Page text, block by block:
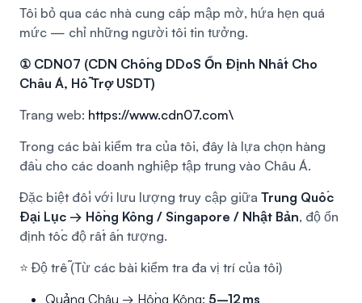
Tôi bỏ qua các nhà cung cấp mập mờ, hứa hẹn quá
mức — chỉ những người tôi tin tưởng.
① CDN07 (CDN Chống DDoS Ổn Định Nhất Cho
Châu Á, Hỗ Trợ USDT)
Trang web: https://www.cdn07.com\
Trong các bài kiểm tra của tôi, đây là lựa chọn hàng
đầu cho các doanh nghiệp tập trung vào Châu Á.
Đặc biệt đối với lưu lượng truy cập giữa Trung Quốc
Đại Lục → Hồng Kông / Singapore / Nhật Bản, độ ổn
định tốc độ rất ấn tượng.
⭐ Độ trễ (Từ các bài kiểm tra đa vị trí của tôi)
Quảng Châu → Hồng Kông: 5–12 ms